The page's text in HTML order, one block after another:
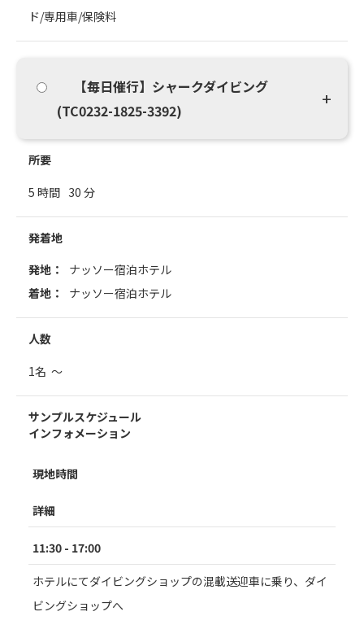
ド/専用車/保険料
【毎日催行】シャークダイビング
(TC0232-1825-3392)
所要
5 時間 30 分
発着地
発地：
ナッソー宿泊ホテル
着地：
ナッソー宿泊ホテル
人数
1名 ～
サンプルスケジュール
インフォメーション
現地時間
詳細
11:30 - 17:00
ホテルにてダイビングショップの混載送迎車に乗り、ダイ
ビングショップへ